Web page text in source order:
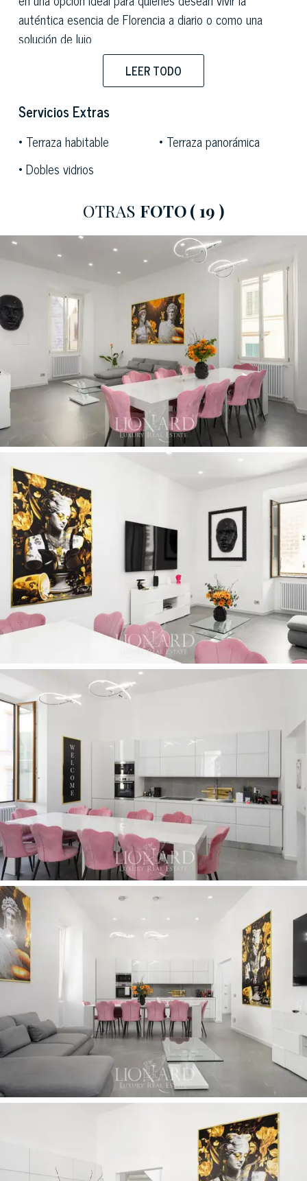
auténtica esencia de Florencia a diario o como una
solución de lujo.
La entrada conduce a un interior bien organizado y
acogedor. El punto central de la planta es un
salón doble, bañado en luz natural gracias a sus
se integra en el salón, mientras que un aseo con ducha
completa la planta.
, caracterizados por grandes ventanales que
proporcionan luz natural y sugerentes vistas del tejido
urbano histórico circundante.
Dos de estas
habitaciones ofrecen mayor privacidad y comodidad
gracias a sus baños privados con ducha.
Una escalera interior conduce a la planta superior,
donde se encuentra unsegundo salón luminoso y
versátil.Actualmente utilizado como zona de descanso
y entretenimiento, podría convertirse en un estudio o
sala de lectura. La segunda planta ofrece acceso
terraza privada, ya equipada con una
mesa y una segunda cocina exterior: un espacio
abierto único con vistas panorámicas a los tejados
de Florencia,
ideal para comer al aire libre en un
entorno urbano con encanto. La propiedad también
incluye varios trasteros y un ático utilizado como
lavadero.
LEER TODO
Servicios Extras
Terraza habitable
Terraza panorámica
Dobles vidrios
OTRAS FOTO( 19 )